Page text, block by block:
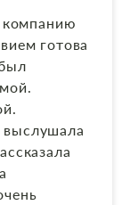
в
уже
и его
компанию
готова